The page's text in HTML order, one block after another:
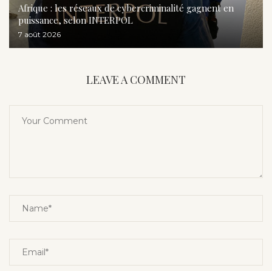
Afrique : les réseaux de cybercriminalité gagnent en
puissance, selon INTERPOL
7 août 2026
LEAVE A COMMENT